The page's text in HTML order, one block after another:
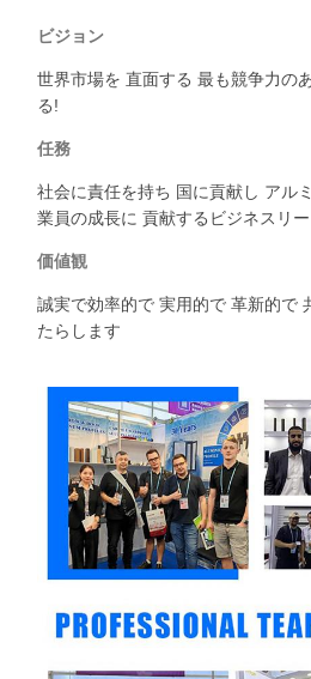
ビジョン
世界市場を 直面する 最も競争力の
る!
任務
社会に責任を持ち 国に貢献し アル
業員の成長に 貢献するビジネスリ
価値観
誠実で効率的で 実用的で 革新的で
たらします